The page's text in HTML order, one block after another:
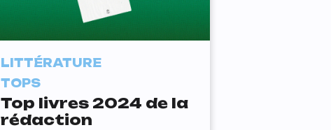
LITTÉRATURE
TOPS
Top livres 2024 de la
rédaction